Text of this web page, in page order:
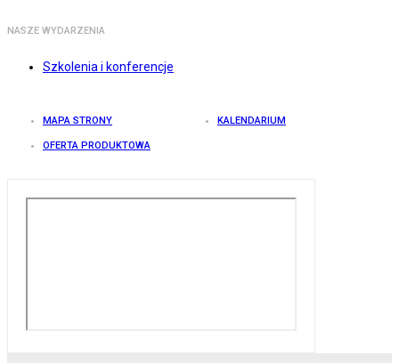
NASZE WYDARZENIA
Szkolenia i konferencje
MAPA STRONY KALENDARIUM
OFERTA PRODUKTOWA